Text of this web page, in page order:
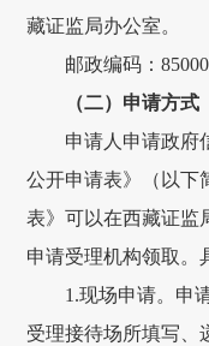
藏证监局办公室。
邮政编码 ：
（二）申请方式
申请人申请政府
公开申请表》（以下
表》可以在西藏证监
申请受理机构领取。
1.现场申请。申
受理接待场所填写、